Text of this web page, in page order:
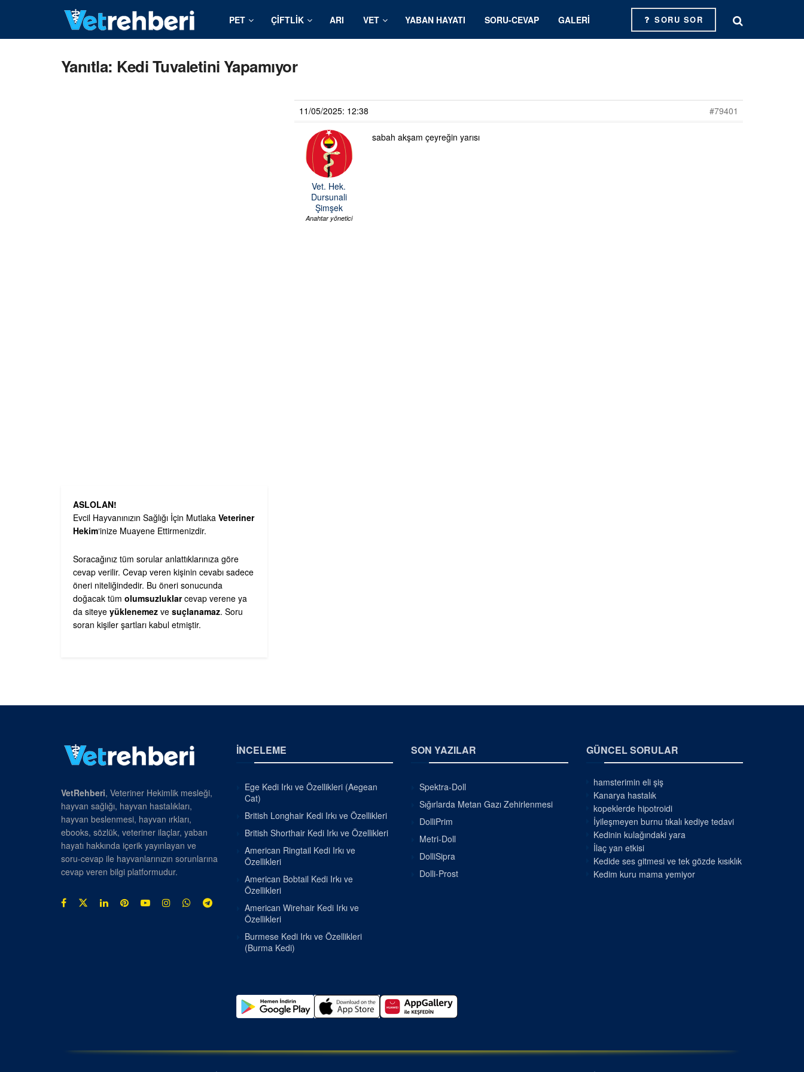
PET ÇIFTLIK ARI VET YABAN HAYATI SORU-CEVAP GALERI SORU SOR
Yanıtla: Kedi Tuvaletini Yapamıyor
11/05/2025: 12:38 #79401
Vet. Hek.
Dursunali
Şimşek
Anahtar yönetici
sabah akşam çeyreğin yarısı
ASLOLAN!
Evcil Hayvanınızın Sağlığı İçin Mutlaka Veteriner
Hekim‘inize Muayene Ettirmenizdir.
Soracağınız tüm sorular anlattıklarınıza göre
cevap verilir. Cevap veren kişinin cevabı sadece
öneri niteliğindedir. Bu öneri sonucunda
doğacak tüm olumsuzluklarcevap verene ya
da siteye yüklenemez ve suçlanamaz. Soru
soran kişiler şartları kabul etmiştir.
VetRehberi, Veteriner Hekimlik mesleği,
hayvan sağlığı, hayvan hastalıkları,
hayvan beslenmesi, hayvan ırkları,
ebooks, sözlük, veteriner ilaçlar, yaban
hayatı hakkında içerik yayınlayan ve
soru-cevap ile hayvanlarınızın sorunlarına
cevap veren bilgi platformudur.
İNCELEME
Ege Kedi Irkı ve Özellikleri (Aegean
Cat)
British Longhair Kedi Irkı ve Özellikleri
British Shorthair Kedi Irkı ve Özellikleri
American Ringtail Kedi Irkı ve
Özellikleri
American Bobtail Kedi Irkı ve
Özellikleri
American Wirehair Kedi Irkı ve
Özellikleri
Burmese Kedi Irkı ve Özellikleri
(Burma Kedi)
SON YAZILAR
Spektra-Doll
Sığırlarda Metan Gazı Zehirlenmesi
DolliPrim
Metri-Doll
DolliSipra
Dolli-Prost
GÜNCEL SORULAR
hamsterimin eli şiş
Kanarya hastalık
kopeklerde hipotroidi
İyileşmeyen burnu tıkalı kediye tedavi
Kedinin kulağındaki yara
İlaç yan etkisi
Kedide ses gitmesi ve tek gözde kısıklık
Kedim kuru mama yemiyor